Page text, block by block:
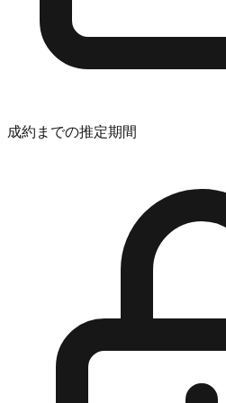
成約までの推定期間